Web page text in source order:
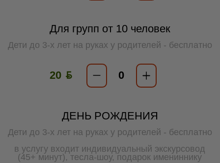
Для групп от 10 человек
Дети до 3-х лет на руках у родителей - бесплатно
20 ƃ
ДЕНЬ РОЖДЕНИЯ
Дети до 3-х лет на руках у родителей - бесплатно
в услугу входит индивидуальный экскурсовод
(45+ минут), тесла-шоу, подарок имениннику